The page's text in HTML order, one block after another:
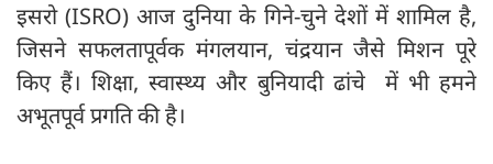
इसरो (ISRO) आज दुनिया के गिने-चुने देशों में शामिल है,
जिसने सफलतापूर्वक मंगलयान, चंद्रयान जैसे मिशन पूरे
किए हैं। शिक्षा, स्वास्थ्य और बुनियादी ढांचे में भी हमने
अभूतपूर्व प्रगति की है।